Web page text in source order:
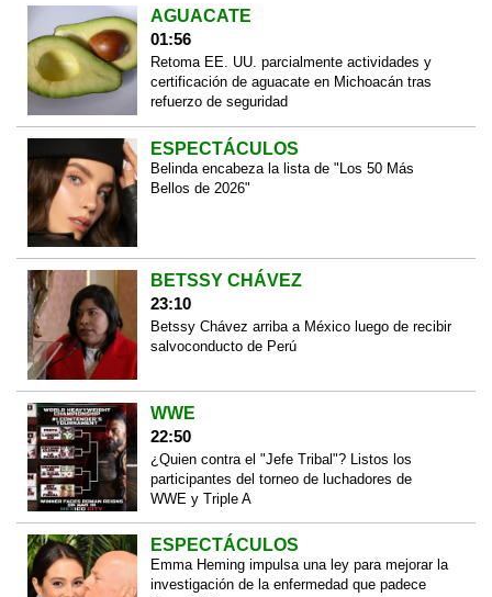
AGUACATE
01:56
Retoma EE. UU. parcialmente actividades y
certificación de aguacate en Michoacán tras
refuerzo de seguridad
ESPECTÁCULOS
Belinda encabeza la lista de "Los 50 Más
Bellos de 2026"
BETSSY CHÁVEZ
23:10
Betssy Chávez arriba a México luego de recibir
salvoconducto de Perú
WWE
22:50
¿Quien contra el "Jefe Tribal"? Listos los
participantes del torneo de luchadores de
WWE y Triple A
ESPECTÁCULOS
Emma Heming impulsa una ley para mejorar la
investigación de la enfermedad que padece